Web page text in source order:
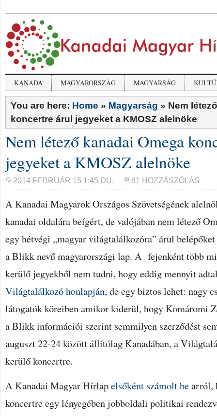
KANADA MAGYARORSZÁG MAGYARSÁG
You are here: Home » Magyarság » Nem
koncertre árul jegyeket a KMOSZ alelnöke
Nem létező kanadai Omega
jegyeket a KMOSZ alelnöke
2014 FEBRUÁR 15 1:45 DU. 81 HOZZÁSZÓLÁS
A Kanadai Magyarok Országos Szövetségének
kanadai oldalára beígért, de valójában nem létező
egy hétvégi „magyar világtalálkozóra” árul
a Blikk nevű magyarországi lap. A fejenként több
kerülő jegyekből nem tudni, hogy eddig mennyit
Világtalálkozó honlapján, de egy biztos lehet: nagy
látogatók köreiben amikor kiderül, hogy Komáromi
a Blikk információi szerint semmilyen szerződést
auguszt 22-24 között állítólag Kanadában, a
kerülő koncertre.
A Kanadai Magyar Hírlapelsőként számolt bearról,
koncertre egy lényegében jobboldali politikai